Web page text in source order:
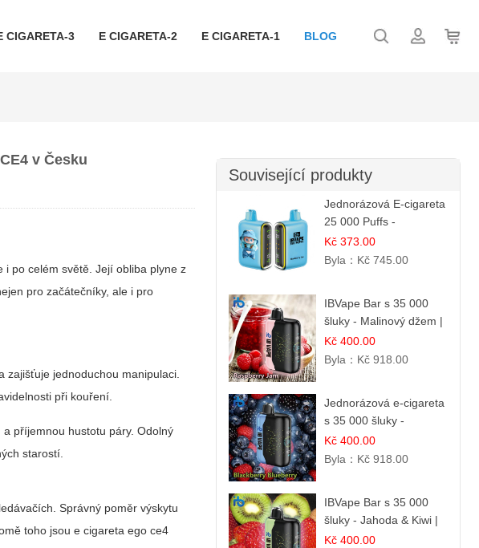
CIGARETA-3 E CIGARETA-2 E CIGARETA-1 BLOG
v Česku
i po celém světě. Její obliba plyne z
pro začátečníky, ale i pro
jednoduchou manipulaci.
při kouření.
příjemnou hustotu páry. Odolný
starostí.
Správný poměr výskytu
toho jsoue cigareta ego ce4
Související produkty
Jednorázová E-cigareta
25 000 Puffs -
Jahodová Zmrzlina |
Krémová sladká příchuť
Kč 373.00
Byla： Kč 745.00
IBVape Bar s 35 000
šluky - Malinový džem |
Sladká ovocná příchuť
Kč 400.00
Byla： Kč 918.00
Jednorázová e-cigareta
s 35 000 šluky -
Ostružina & Borůvka |
Intenzivní lesní směs
Kč 400.00
Byla： Kč 918.00
IBVape Bar s 35 000
šluky - Jahoda & Kiwi |
Osvěžující ovocná
Kč 400.00